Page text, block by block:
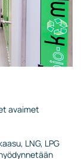
avaimet
LNG, LPG